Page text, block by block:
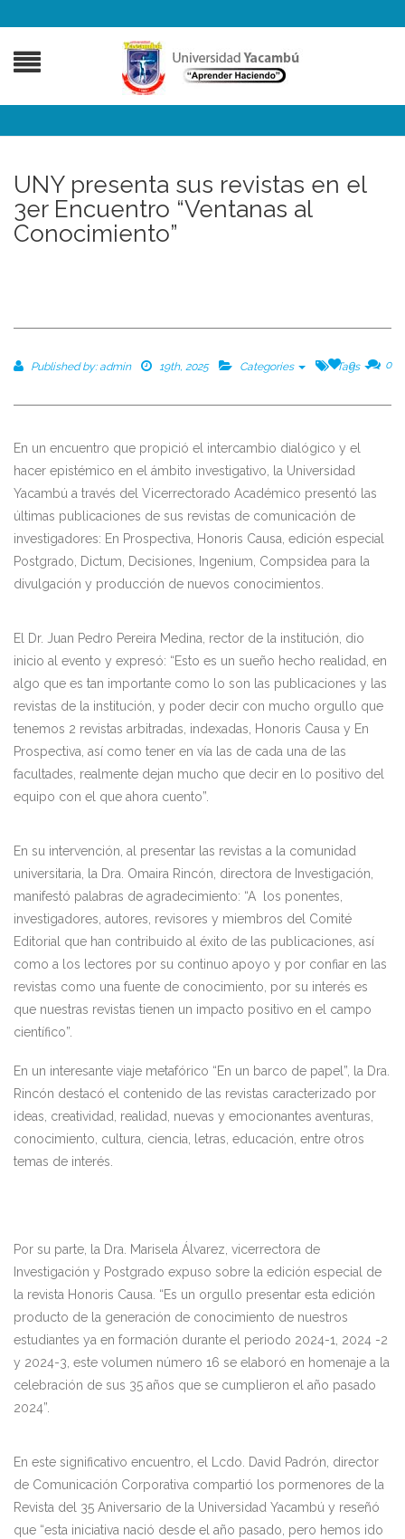
UNY presenta sus revistas en el
3er Encuentro “Ventanas al
Conocimiento”
Published by:admin 19th, 2025 Categories Tags 0
0
En un encuentro que propició el intercambio dialógico y el
hacer epistémico en el ámbito investigativo, la Universidad
Yacambú a través del Vicerrectorado Académico presentó las
últimas publicaciones de sus revistas de comunicación de
investigadores: En Prospectiva, Honoris Causa, edición especial
Postgrado, Dictum, Decisiones, Ingenium, Compsidea para la
divulgación y producción de nuevos conocimientos.
El Dr. Juan Pedro Pereira Medina, rector de la institución, dio
inicio al evento y expresó: “Esto es un sueño hecho realidad, en
algo que es tan importante como lo son las publicaciones y las
revistas de la institución, y poder decir con mucho orgullo que
tenemos 2 revistas arbitradas, indexadas, Honoris Causa y En
Prospectiva, así como tener en vía las de cada una de las
facultades, realmente dejan mucho que decir en lo positivo del
equipo con el que ahora cuento”.
En su intervención, al presentar las revistas a la comunidad
universitaria, la Dra. Omaira Rincón, directora de Investigación,
manifestó palabras de agradecimiento: “A los ponentes,
investigadores, autores, revisores y miembros del Comité
Editorial que han contribuido al éxito de las publicaciones, así
como a los lectores por su continuo apoyo y por confiar en las
revistas como una fuente de conocimiento, por su interés es
que nuestras revistas tienen un impacto positivo en el campo
científico”.
En un interesante viaje metafórico “En un barco de papel”, la Dra.
Rincón destacó el contenido de las revistas caracterizado por
ideas, creatividad, realidad, nuevas y emocionantes aventuras,
conocimiento, cultura, ciencia, letras, educación, entre otros
temas de interés.
Por su parte, la Dra. Marisela Álvarez, vicerrectora de
Investigación y Postgrado expuso sobre la edición especial de
la revista Honoris Causa. “Es un orgullo presentar esta edición
producto de la generación de conocimiento de nuestros
estudiantes ya en formación durante el periodo 2024-1, 2024 -2
y 2024-3, este volumen número 16 se elaboró en homenaje a la
celebración de sus 35 años que se cumplieron el año pasado
2024”.
En este significativo encuentro, el Lcdo. David Padrón, director
de Comunicación Corporativa compartió los pormenores de la
Revista del 35 Aniversario de la Universidad Yacambú y reseñó
que “esta iniciativa nació desde el año pasado, pero hemos ido